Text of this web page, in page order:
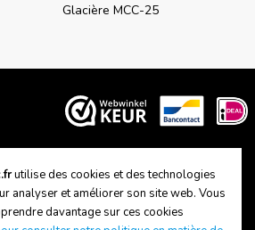
Glacière MCC-25
A propos de Mestic
Trouver un magasin
utilise des cookies et des technologies
analyser et améliorer son site web. Vous
davantage sur ces cookies